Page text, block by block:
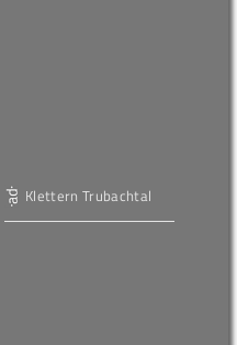
Klettern Trubachtal